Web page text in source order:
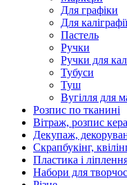
Для графіки
Для каліграфії
Пастель
Ручки
Ручки для
Тубуси
Туш
Вугілля для
Розпис по тканині
Вітраж, розпис
Декупаж,
Скрапбукінг,
Пластика і
Набори для